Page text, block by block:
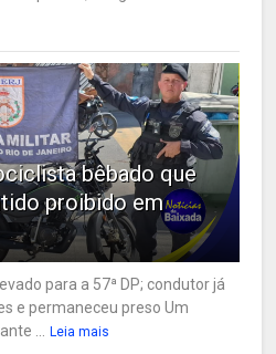
bêbado que
proibido em
para a 57ª DP; condutor já
e permaneceu preso Um
...
Leia mais